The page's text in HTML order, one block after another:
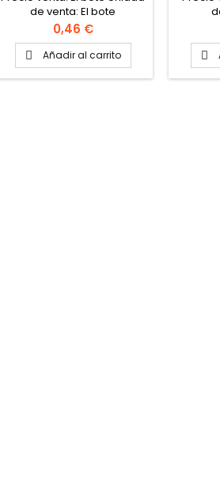
de venta: El bote
Precio
0,46 €
 Añadir al carrito 